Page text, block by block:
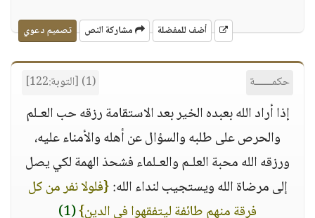
أضف للمفضلة مشاركة النص تصميم دعوي
حكمــــــة (1) [التوبة:122]
إذا أراد الله بعبده الخير بعد الاستقامة رزقه حب العـلم
والحرص على طلبه والسؤال عن أهله والأمناء عليه،
ورزقه الله محبة العلـم والعـلماء فشحذ الهمة لكي يصل
إلى مرضاة الله ويستجيب لنداء الله:{فلولا نفر من كل
فرقة منهم طائفة ليتفقهوا في الدين}(1)